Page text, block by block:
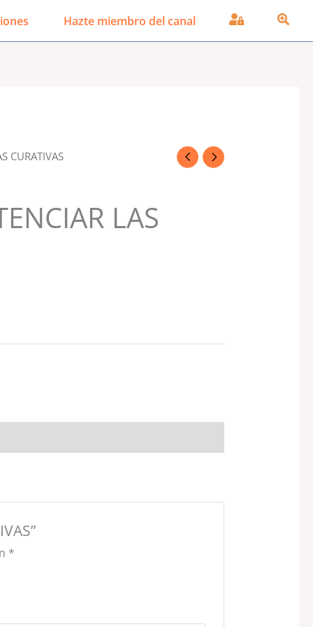
Hazte miembro del canal
CURATIVAS
LAS
*